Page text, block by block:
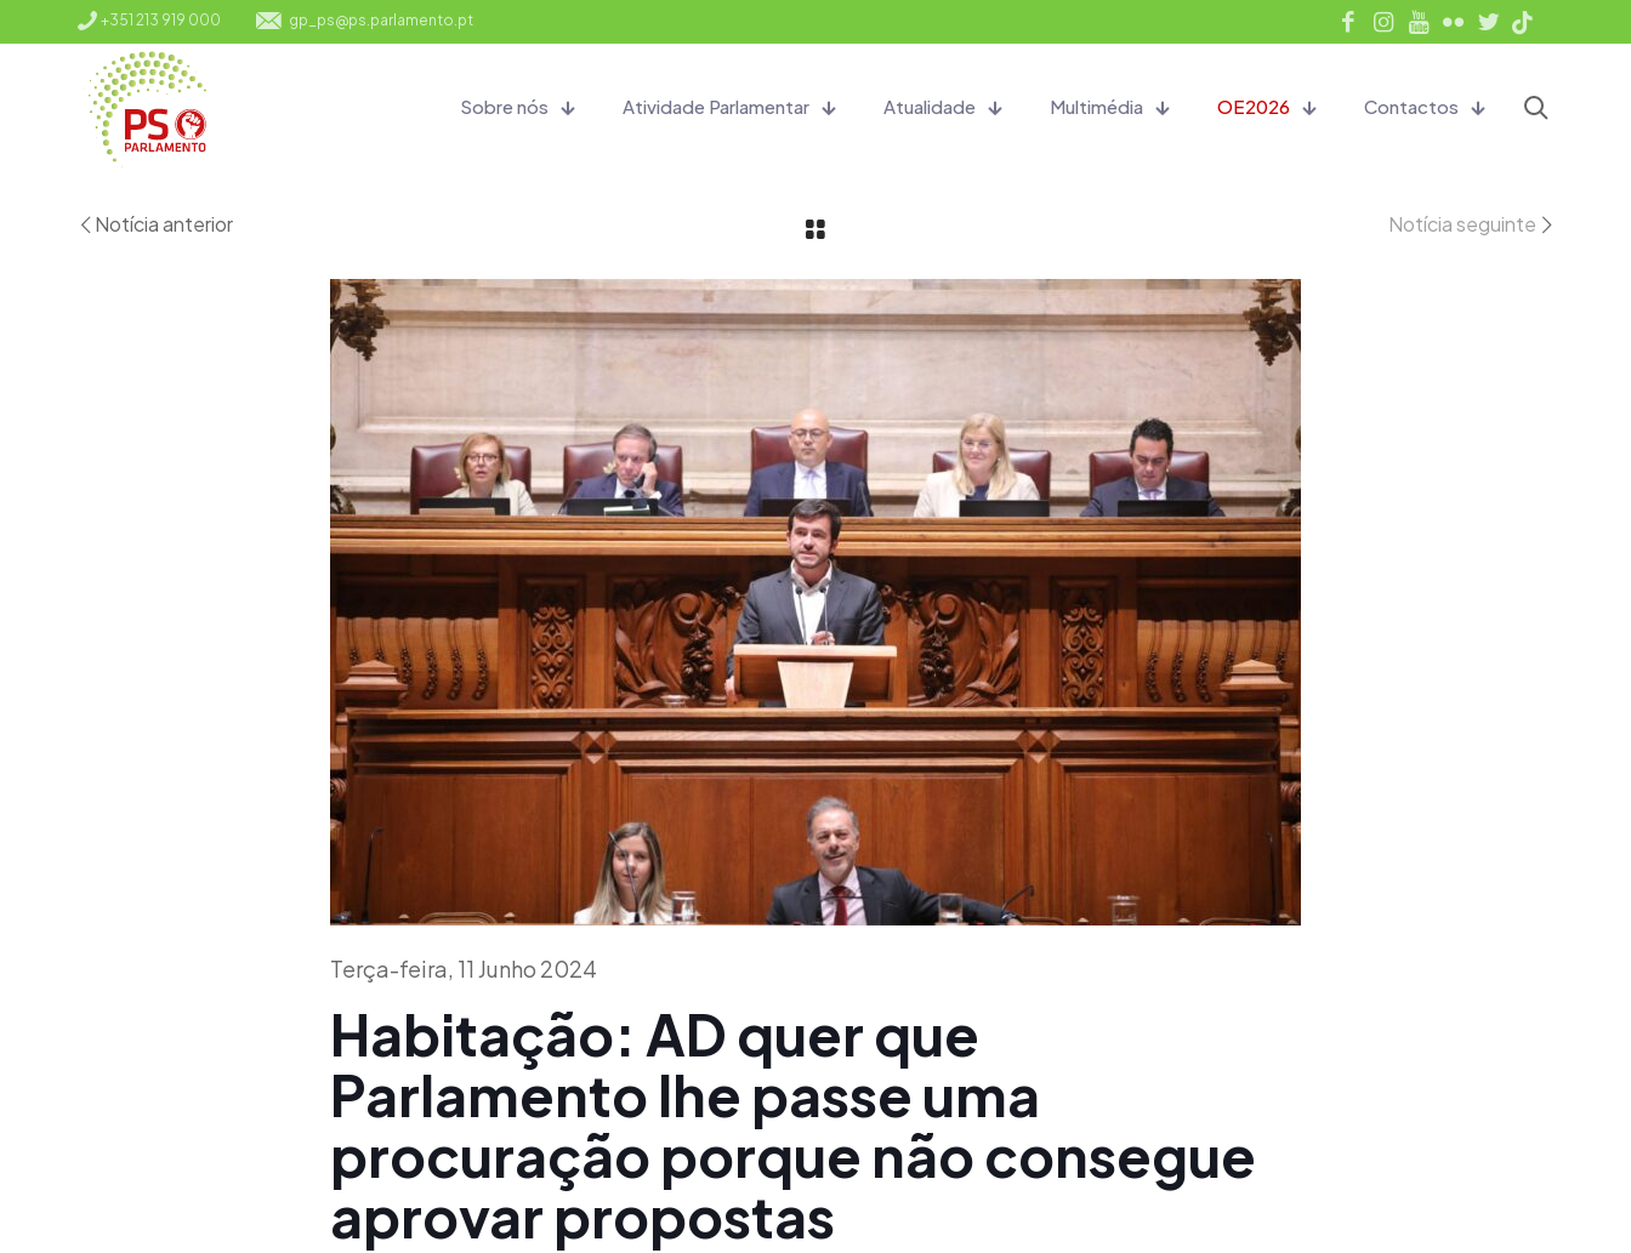
+351 213 919 000 gp_ps@ps.parlamento.pt
Sobre nós Atividade Parlamentar Atualidade Multimédia OE2026 Contactos
Notícia anterior Notícia seguinte
Terça-feira, 11 Junho 2024
Habitação: AD quer que
Parlamento lhe passe uma
procuração porque não consegue
aprovar propostas